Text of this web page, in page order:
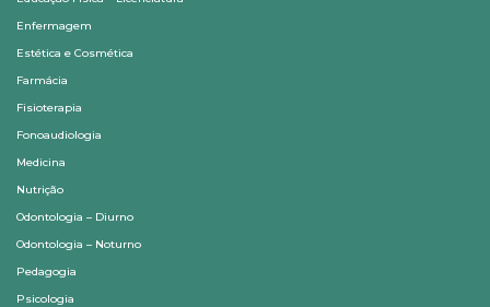
Enfermagem
Estética e Cosmética
Farmácia
Fisioterapia
Fonoaudiologia
Medicina
Nutrição
Odontologia – Diurno
Odontologia – Noturno
Pedagogia
Psicologia